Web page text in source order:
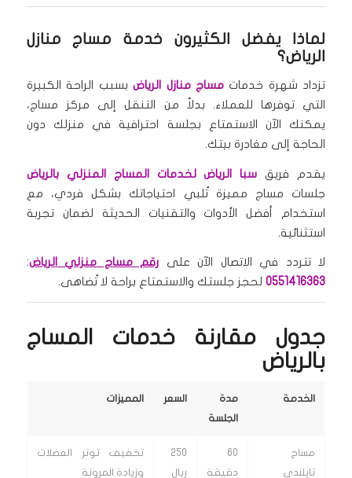
لماذا يفضل الكثيرون خدمة مساج منازل
الرياض؟
تزداد شهرة خدمات مساج منازل الرياضبسبب الراحة الكبيرة
التي توفرها للعملاء. بدلاً من التنقل إلى مركز مساج،
يمكنك الآن الاستمتاع بجلسة احترافية في منزلك دون
الحاجة إلى مغادرة بيتك.
يقدم فريق سبا الرياض لخدمات المساج المنزلي بالرياض
جلسات مساج مميزة تُلبي احتياجاتك بشكل فردي، مع
استخدام أفضل الأدوات والتقنيات الحديثة لضمان تجربة
استثنائية.
لا تتردد في الاتصال الآن على رقم مساج منزلي الرياض:
0551416363لحجز جلستك والاستمتاع براحة لا تُضاهى.
جدول مقارنة خدمات المساج
بالرياض
الخدمة
مدة
الجلسة
السعر المميزات
مساج
تايلندي
60
دقيقة
250
ريال
تخفيف توتر العضلات
وزيادة المرونة